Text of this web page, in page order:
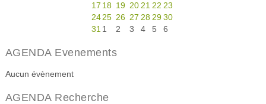
17 18 19 20 21 22 23
2425 26 27 28 29 30
31 1 2 3 4 5 6
AGENDA Evenements
Aucun évènement
AGENDA Recherche